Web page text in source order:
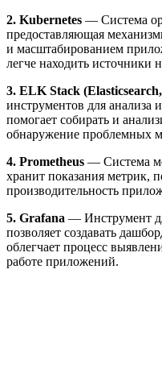
2. Kubernetes — Система
предоставляющая
и масштабированием
легче находить источники
3. ELK Stack
инструментов для анализа
помогает собирать и
обнаружение проблемных
4. Prometheus — Система
хранит показания метрик,
производительность
5. Grafana — Инструмент
позволяет создавать
облегчает процесс
работе приложений.